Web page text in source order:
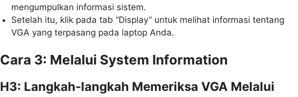
mengumpulkan informasi sistem.
Setelah itu, klik pada tab “Display” untuk melihat informasi tentang
VGA yang terpasang pada laptop Anda.
Cara 3: Melalui System Information
H3: Langkah-langkah Memeriksa VGA Melalui